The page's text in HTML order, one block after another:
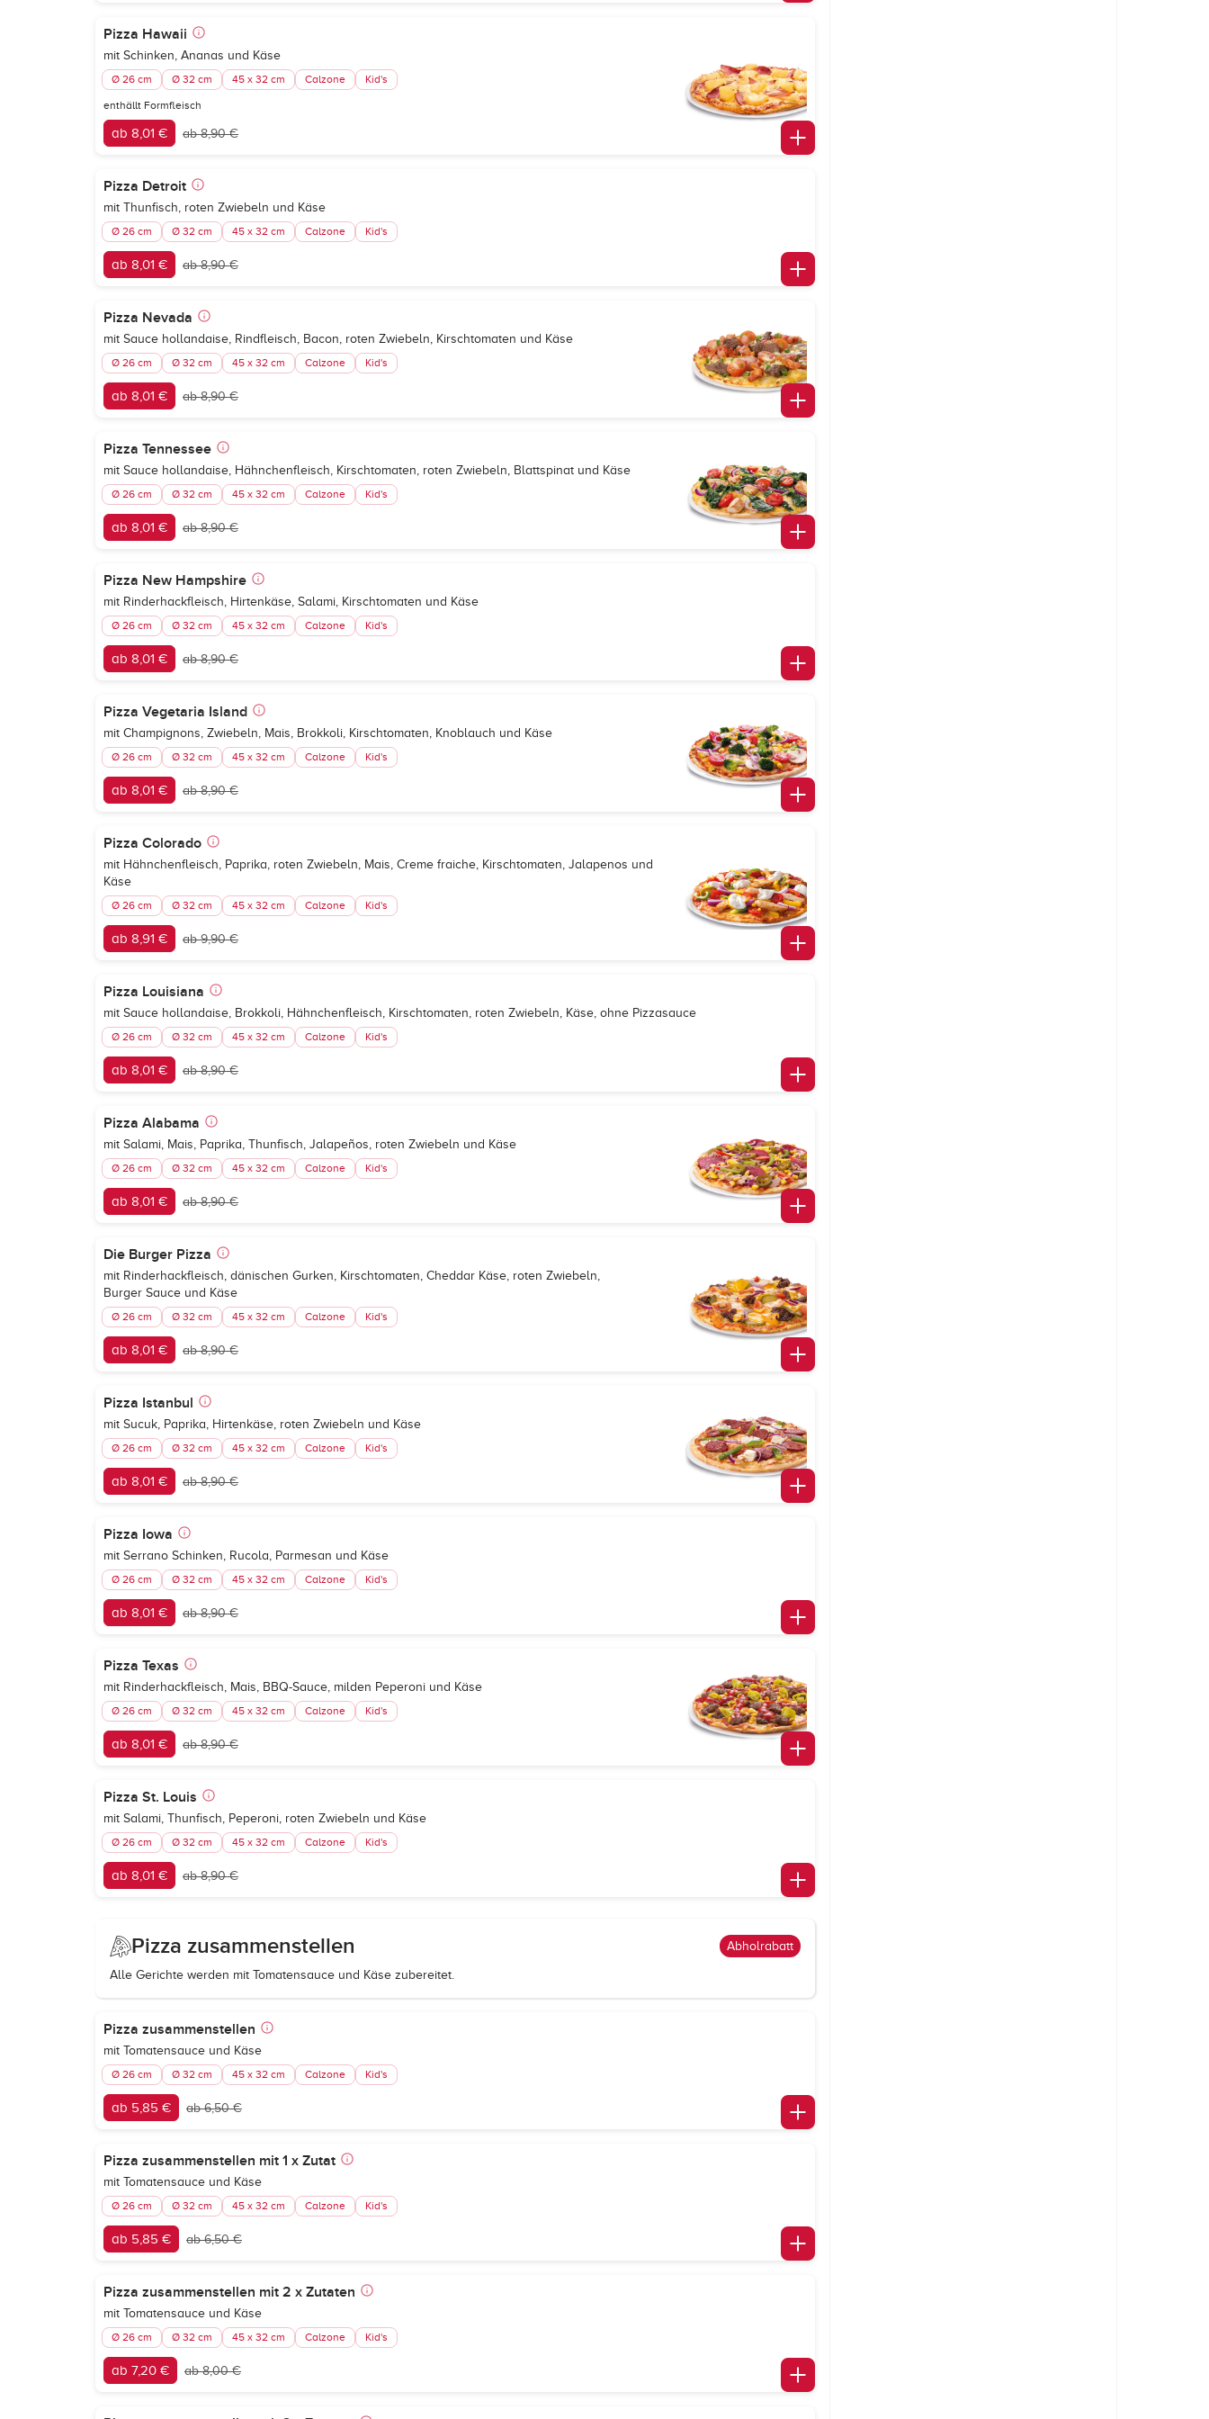
Pizza Hawaii
mit Schinken, Ananas und Käse
Ø 26 cm Ø 32 cm 45 x 32 cm Calzone Kid's
enthällt Formfleisch
ab 8,01 € ab 8,90 €
Pizza Detroit
mit Thunfisch, roten Zwiebeln und Käse
Ø 26 cm Ø 32 cm 45 x 32 cm Calzone Kid's
ab 8,01 € ab 8,90 €
Pizza Nevada
mit Sauce hollandaise, Rindfleisch, Bacon, roten Zwiebeln, Kirschtomaten und Käse
Ø 26 cm Ø 32 cm 45 x 32 cm Calzone Kid's
ab 8,01 € ab 8,90 €
Pizza Tennessee
mit Sauce hollandaise, Hähnchenfleisch, Kirschtomaten, roten Zwiebeln, Blattspinat und Käse
Ø 26 cm Ø 32 cm 45 x 32 cm Calzone Kid's
ab 8,01 € ab 8,90 €
Pizza New Hampshire
mit Rinderhackfleisch, Hirtenkäse, Salami, Kirschtomaten und Käse
Ø 26 cm Ø 32 cm 45 x 32 cm Calzone Kid's
ab 8,01 € ab 8,90 €
Pizza Vegetaria Island
mit Champignons, Zwiebeln, Mais, Brokkoli, Kirschtomaten, Knoblauch und Käse
Ø 26 cm Ø 32 cm 45 x 32 cm Calzone Kid's
ab 8,01 € ab 8,90 €
Pizza Colorado
mit Hähnchenfleisch, Paprika, roten Zwiebeln, Mais, Creme fraiche, Kirschtomaten, Jalapenos und
Käse
Ø 26 cm Ø 32 cm 45 x 32 cm Calzone Kid's
ab 8,91 € ab 9,90 €
Pizza Louisiana
mit Sauce hollandaise, Brokkoli, Hähnchenfleisch, Kirschtomaten, roten Zwiebeln, Käse, ohne Pizzasauce
Ø 26 cm Ø 32 cm 45 x 32 cm Calzone Kid's
ab 8,01 € ab 8,90 €
Pizza Alabama
mit Salami, Mais, Paprika, Thunfisch, Jalapeños, roten Zwiebeln und Käse
Ø 26 cm Ø 32 cm 45 x 32 cm Calzone Kid's
ab 8,01 € ab 8,90 €
Die Burger Pizza
mit Rinderhackfleisch, dänischen Gurken, Kirschtomaten, Cheddar Käse, roten Zwiebeln,
Burger Sauce und Käse
Ø 26 cm Ø 32 cm 45 x 32 cm Calzone Kid's
ab 8,01 € ab 8,90 €
Pizza Istanbul
mit Sucuk, Paprika, Hirtenkäse, roten Zwiebeln und Käse
Ø 26 cm Ø 32 cm 45 x 32 cm Calzone Kid's
ab 8,01 € ab 8,90 €
Pizza Iowa
mit Serrano Schinken, Rucola, Parmesan und Käse
Ø 26 cm Ø 32 cm 45 x 32 cm Calzone Kid's
ab 8,01 € ab 8,90 €
Pizza Texas
mit Rinderhackfleisch, Mais, BBQ-Sauce, milden Peperoni und Käse
Ø 26 cm Ø 32 cm 45 x 32 cm Calzone Kid's
ab 8,01 € ab 8,90 €
Pizza St. Louis
mit Salami, Thunfisch, Peperoni, roten Zwiebeln und Käse
Ø 26 cm Ø 32 cm 45 x 32 cm Calzone Kid's
ab 8,01 € ab 8,90 €
Pizza zusammenstellen Abholrabatt
Alle Gerichte werden mit Tomatensauce und Käse zubereitet.
Pizza zusammenstellen
mit Tomatensauce und Käse
Ø 26 cm Ø 32 cm 45 x 32 cm Calzone Kid's
ab 5,85 € ab 6,50 €
Pizza zusammenstellen mit 1 x Zutat
mit Tomatensauce und Käse
Ø 26 cm Ø 32 cm 45 x 32 cm Calzone Kid's
ab 5,85 € ab 6,50 €
Pizza zusammenstellen mit 2 x Zutaten
mit Tomatensauce und Käse
Ø 26 cm Ø 32 cm 45 x 32 cm Calzone Kid's
ab 7,20 € ab 8,00 €